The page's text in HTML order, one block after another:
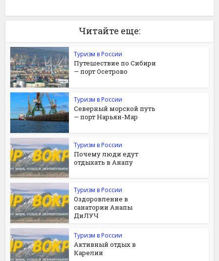
Читайте еще:
Туризм в России
Путешествие по Сибири
— порт Осетрово
Туризм в России
Северный морской путь
— порт Нарьян-Мар
Туризм в России
Почему люди едут
отдыхать в Анапу
Туризм в России
Оздоровление в
санатории Анапы
ДиЛУЧ
Туризм в России
Активный отдых в
Карелии